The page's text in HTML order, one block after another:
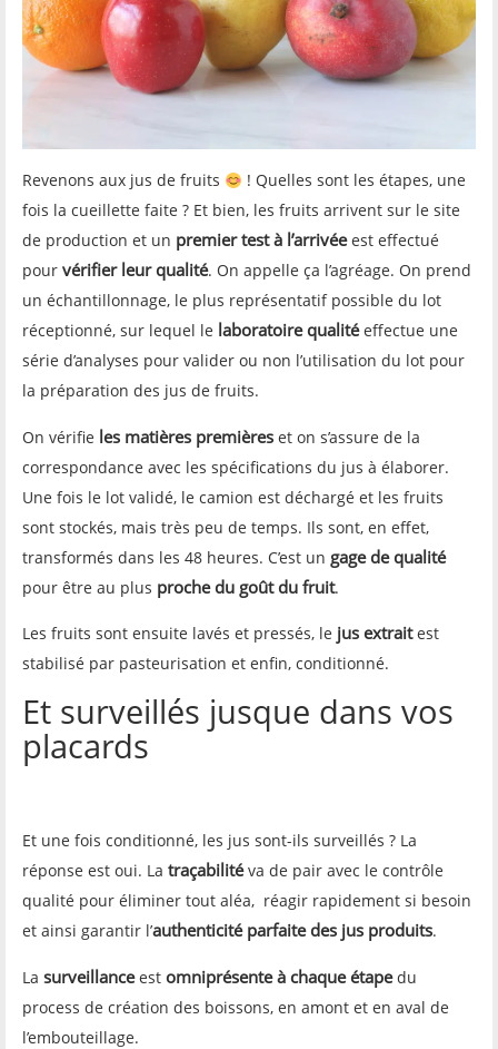
Revenons aux jus de fruits
! Quelles sont les étapes, une
fois la cueillette faite ? Et bien, les fruits arrivent sur le site
de production et un premier test à l’arrivéeest effectué
pour vérifier leur qualité. On appelle ça l’agréage. On prend
un échantillonnage, le plus représentatif possible du lot
réceptionné, sur lequel le laboratoire qualitéeffectue une
série d’analyses pour valider ou non l’utilisation du lot pour
la préparation des jus de fruits.
On vérifie les matières premières et on s’assure de la
correspondance avec les spécifications du jus à élaborer.
Une fois le lot validé, le camion est déchargé et les fruits
sont stockés, mais très peu de temps. Ils sont, en effet,
transformés dans les 48 heures. C’est un gage de qualité
pour être au plus proche du goût du fruit.
Les fruits sont ensuite lavés et pressés, le jus extraitest
stabilisé par pasteurisation et enfin, conditionné.
Et surveillés jusque dans vos
placards
Et une fois conditionné, les jus sont-ils surveillés ? La
réponse est oui. La traçabilitéva de pair avec le contrôle
qualité pour éliminer tout aléa, réagir rapidement si besoin
et ainsi garantir l’authenticité parfaite des jus produits.
La surveillanceest omniprésente à chaque étapedu
process de création des boissons, en amont et en aval de
l’embouteillage.